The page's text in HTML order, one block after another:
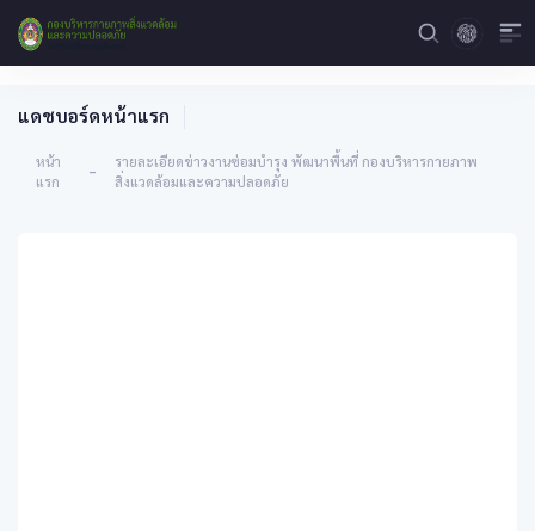
แดชบอร์ดหน้าแรก
หน้า
แรก
-
รายละเอียดข่าวงานซ่อมบำรุง พัฒนาพื้นที่ กองบริหารกายภาพ
สิ่งแวดล้อมและความปลอดภัย